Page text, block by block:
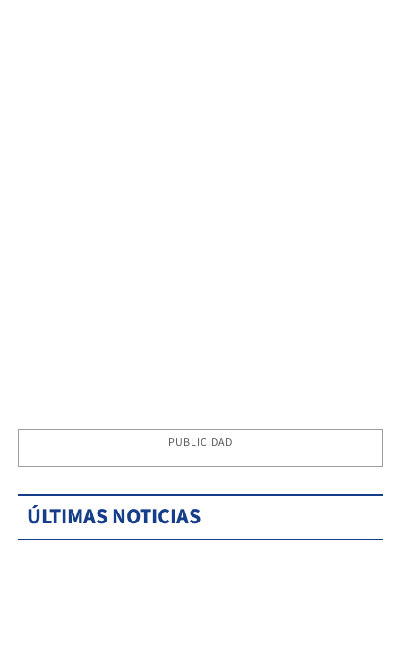
PUBLICIDAD
ÚLTIMAS NOTICIAS